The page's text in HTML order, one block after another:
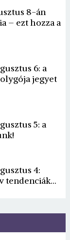
8-án
– ezt hozza a
6: a
jegyet
5: a
4:
tendenciák...